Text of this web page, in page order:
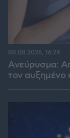
Ανεύρυσμα:
τον αυξημένο
08.08.2026, 16:24